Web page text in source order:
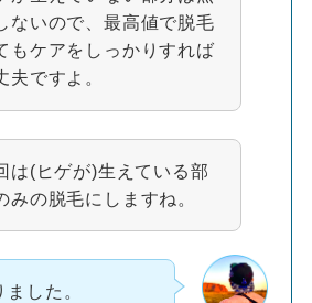
ないので、最高値で脱毛
もケアをしっかりすれば
夫ですよ。
は(ヒゲが)生えている部
みの脱毛にしますね。
した。